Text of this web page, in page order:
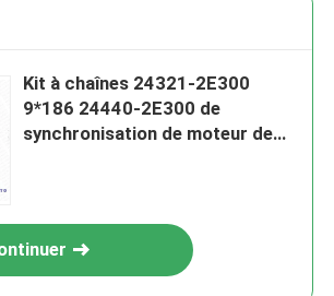
Kit à chaînes 24321-2E300
9*186 24440-2E300 de
synchronisation de moteur de